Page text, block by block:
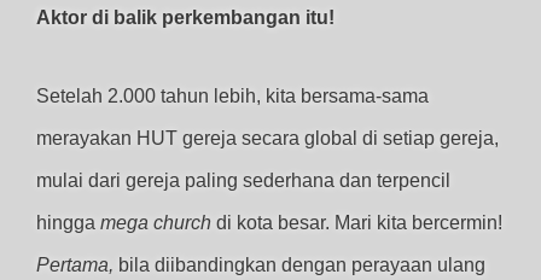
Aktor di balik perkembangan itu!
Setelah 2.000 tahun lebih, kita bersama-sama
merayakan HUT gereja secara global di setiap gereja,
mulai dari gereja paling sederhana dan terpencil
hingga mega church di kota besar. Mari kita bercermin!
Pertama, bila diibandingkan dengan perayaan ulang